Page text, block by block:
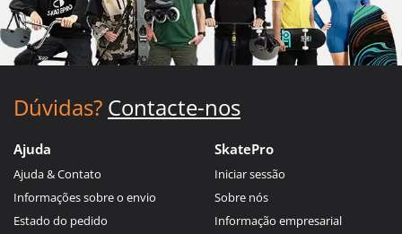
Dúvidas? Contacte-nos
Ajuda
Ajuda & Contato
Informações sobre o envio
Estado do pedido
SkatePro
Iniciar sessão
Sobre nós
Informação empresarial